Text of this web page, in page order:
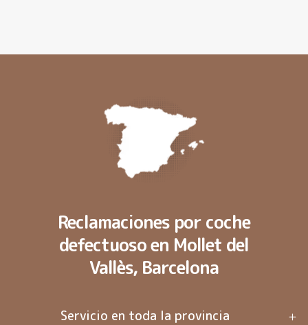
Reclamaciones por coche
defectuoso en Mollet del
Vallès, Barcelona
Servicio en toda la provincia